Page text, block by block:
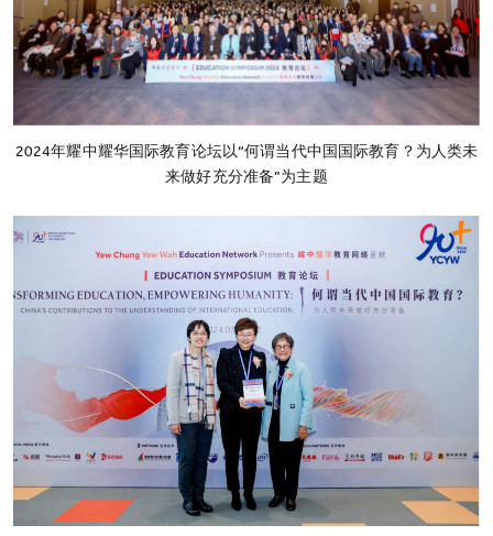
2024年耀中耀华国际教育论坛以“何谓当代中国国际教育？为人类未
来做好充分准备”为主题